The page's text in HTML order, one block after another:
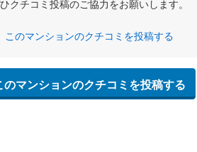
クチコミ投稿のご協力をお願いします。
このマンションのクチコミを投稿する
のマンションのクチコミを投稿する